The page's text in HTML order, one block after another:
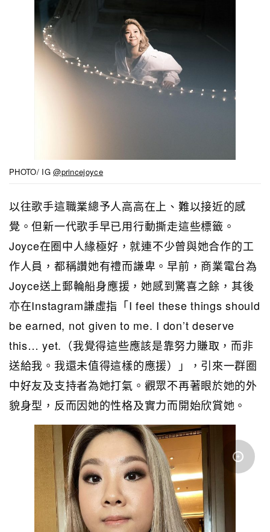
PHOTO/ IG@princejoyce
以往歌手這職業總予人高高在上、難以接近的感
覺。但新一代歌手早已用行動撕走這些標籤。
Joyce在圈中人緣極好，就連不少曾與她合作的工
作人員，都稱讚她有禮而謙卑。早前，商業電台為
Joyce送上郵輪船身應援，她感到驚喜之餘，其後
亦在Instagram謙虛指「I feel these things should
be earned, not given to me. I don’t deserve
this… yet.（我覺得這些應該是靠努力賺取，而非
送給我。我還未值得這樣的應援）」，引來一群圈
中好友及支持者為她打氣。觀眾不再著眼於她的外
貌身型，反而因她的性格及實力而開始欣賞她。